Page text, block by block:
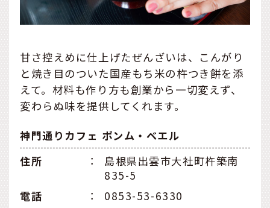
甘さ控えめに仕上げたぜんざいは、こんがり
と焼き目のついた国産もち米の杵つき餅を添
えて。材料も作り方も創業から一切変えず、
変わらぬ味を提供してくれます。
神門通りカフェ ポンム・ベエル
住所
：
島根県出雲市大社町杵築南
835-5
電話
：
0853-53-6330